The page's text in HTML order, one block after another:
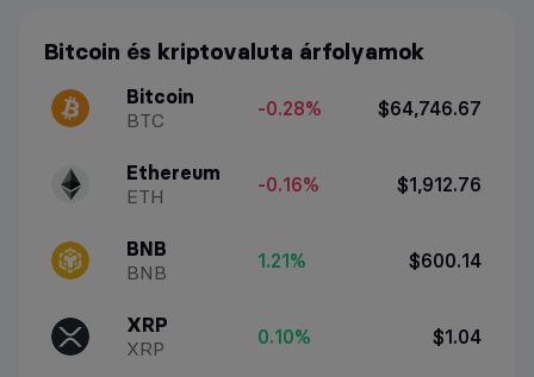
Bitcoin és kriptovaluta árfolyamok
Bitcoin
BTC
-0.28% $64,746.67
Ethereum
ETH
-0.16% $1,912.76
BNB
BNB
1.21% $600.14
XRP
XRP
0.10% $1.04